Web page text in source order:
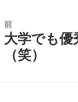
前
前
の
大学でも
（笑）